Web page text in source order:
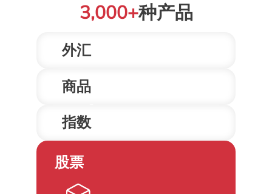
3,000+种产品
外汇
商品
原油、贵金属等能源、基础原材
料和农副产品
指数
股票